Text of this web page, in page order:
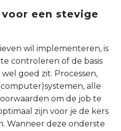
een stevige
wil implementeren, is
controleren of de basis
goed zit. Processen,
alle
om de job te
zijn voor je de kers
Wanneer deze onderste